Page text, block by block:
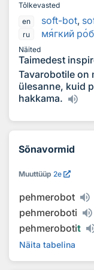
Tõlkevasted
en
soft-bot,
ru мягкий ро
Näited
Taimedest
Tavarobotile on
ülesanne, kuid
hakkama.
Sõnavormid
Muuttüüp 2e
pehmerobot
pehmeroboti
pehmerobotit
Näita tabelina